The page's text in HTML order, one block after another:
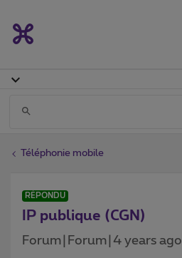
Téléphonie mobile
RÉPONDU
IP publique (CGN)
Forum|Forum|4 years ago